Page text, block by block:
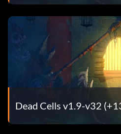
Dead Cells v1.9-v32